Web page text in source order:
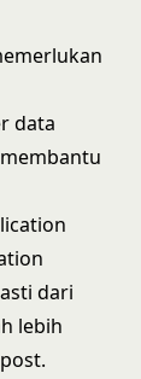
data
dari
lebih